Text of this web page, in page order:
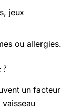
jeux
ou allergies.
un facteur